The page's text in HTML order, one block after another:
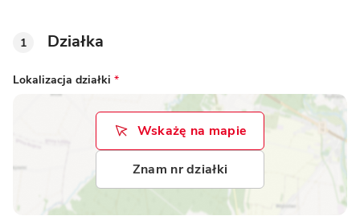
1 Działka
Lokalizacja działki *
Wskażę na mapie
Znam nr działki